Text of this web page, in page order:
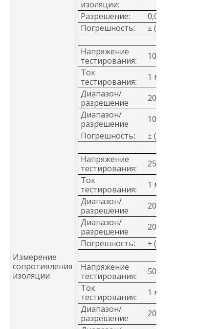
Измерение
сопротивления
изоляции
изоляции:
Разрешение:
0,01 мОм
Погрешность:
± (3% + 3 знака)
Напряжение
тестирования:
100 В
Ток
тестирования:
1 мА при 100 кОм
Диапазон/
разрешение
20 MОм/0,01 MОм
Диапазон/
разрешение
100 MОм/0,1 MОм
Погрешность:
± (3% + 3 знака)
Напряжение
тестирования:
250 В:
Ток
тестирования:
1 мА при 250 кОм
Диапазон/
разрешение
20 MОм/0,01 MОм
Диапазон/
разрешение
200 MОм/0,1 MОм
Погрешность:
± (1,5%+3 знака)
Напряжение
тестирования:
500 В:
Ток
тестирования:
1 мА при 500 кОм
Диапазон/
разрешение
20 MОм/0,01 MОм